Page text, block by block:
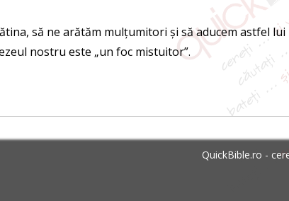
să ne arătăm mulțumitori și să aducem astfel
nostru este „un foc mistuitor”.
QuickBible.ro -